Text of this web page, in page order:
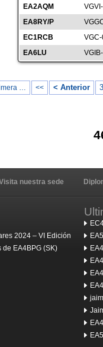
EA2AQM
EA8RY/P
EC1RCB
EA6LU
… << < Anterior
nuestra sede
2024 – VI Edición
de EA4BPG (SK)